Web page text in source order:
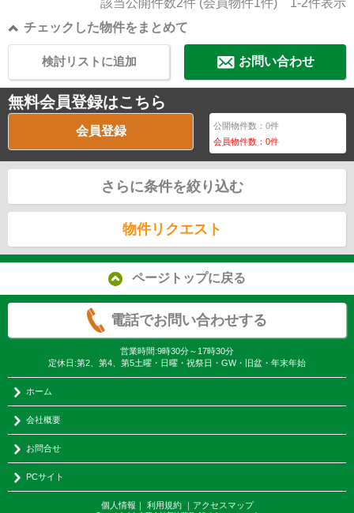
該当公開件数2件 (会員物件1件) 1-2件表示
チェックした物件をまとめて
お問い合わせ
検討リストに追加
無料会員登録はこちら
会員登録 公開物件数：0件
会員物件数：0件
さらに条件を絞り込む
物件リクエスト
ページトップに戻る
電話でお問い合わせする
営業時間:9時30分～17時30分
定休日:第2、第4、第5土曜・日曜・祝祭日・GW・旧盆・年末年始
ホーム
会社概要
お問合せ
PCサイト
個人情報 ｜ 利用規約｜ アクセスマップ